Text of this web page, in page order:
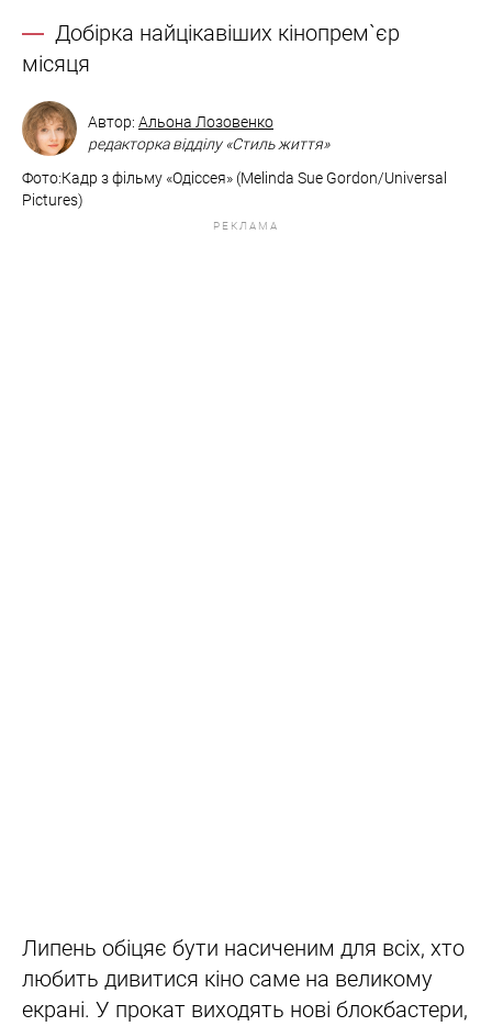
Добірка найцікавіших кінопрем`єр
місяця
Автор: Альона Лозовенко
редакторка відділу «Стиль життя»
Фото:Кадр з фільму «Одіссея» (Melinda Sue Gordon/Universal
Pictures)
РЕКЛАМА
Липень обіцяє бути насиченим для всіх, хто
любить дивитися кіно саме на великому
екрані. У прокат виходять нові блокбастери,